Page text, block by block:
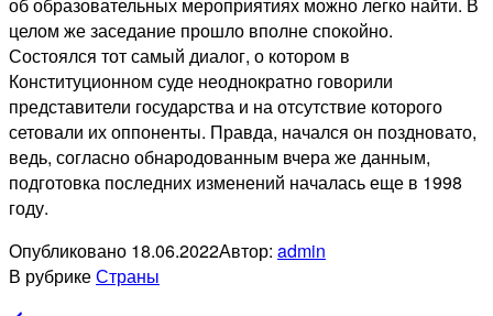
целом же заседание прошло вполне спокойно.
Состоялся тот самый диалог, о котором в
Конституционном суде неоднократно говорили
представители государства и на отсутствие которого
сетовали их оппоненты. Правда, начался он поздновато,
ведь, согласно обнародованным вчера же данным,
подготовка последних изменений началась еще в 1998
году.
Опубликовано 18.06.2022Автор: admin
В рубрикеСтраны